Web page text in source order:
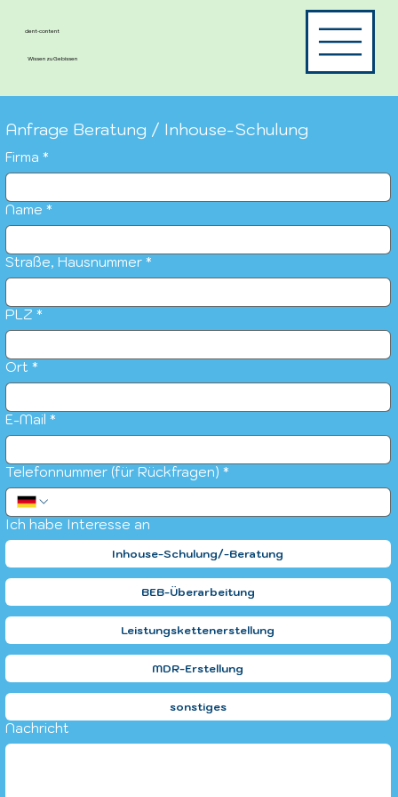
dent-content
Wissen zu Gebissen
Anfrage Beratung / Inhouse-Schulung
Firma *
Name *
Straße, Hausnummer *
PLZ *
Ort *
E-Mail *
Telefonnummer (für Rückfragen) *
Ich habe Interesse an
Inhouse-Schulung/-Beratung
BEB-Überarbeitung
Leistungskettenerstellung
MDR-Erstellung
sonstiges
Nachricht